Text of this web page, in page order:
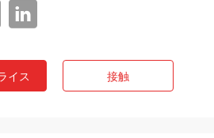
イス 接触